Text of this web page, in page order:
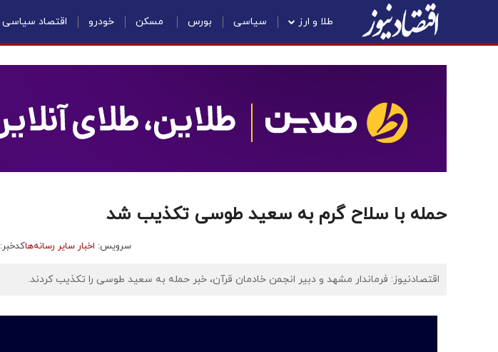
طلا و ارز سیاسی بورس مسکن خودرو اقتصاد سیاسی
حمله با سلاح گرم به سعید طوسی تکذیب شد
سرویس: اخبار سایر رسانه‌هاکدخبر: ۷۳۹۴۶۴
اقتصادنیوز: فرماندار مشهد و دبیر انجمن خادمان قرآن، خبر حمله به سعید طوسی را تکذیب کردند.